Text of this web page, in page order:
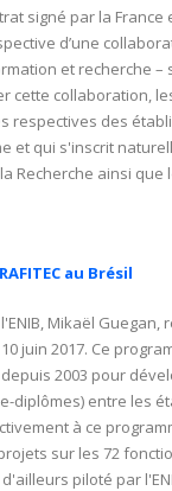
signé par la France
d’une
et recherche –
cette collaboration,
respectives des
et qui s'inscrit
Recherche ainsi
au Brésil
Mikaël Guegan,
juin 2017. Ce
2003 pour
diplômes) entre les
à ce
sur les 72
piloté par